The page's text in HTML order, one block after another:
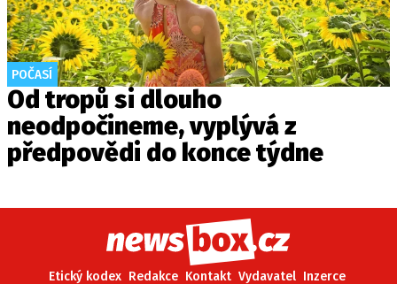
POČASÍ
Od tropů si dlouho
neodpočineme, vyplývá z
předpovědi do konce týdne
Etický kodex Redakce Kontakt Vydavatel Inzerce